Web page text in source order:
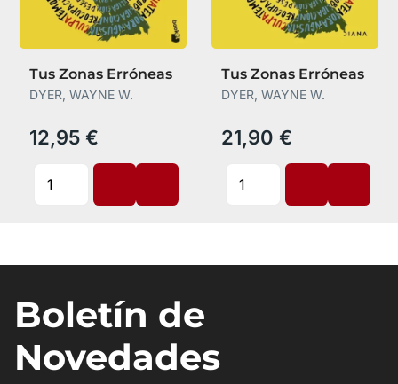
Tus Zonas Erróneas
DYER, WAYNE W.
12,95 €
Tus Zonas Erróneas
DYER, WAYNE W.
21,90 €
Boletín de
Novedades